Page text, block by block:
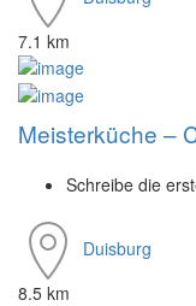
7.1 km
Meisterküche –
Schreibe die
Duisburg
8.5 km